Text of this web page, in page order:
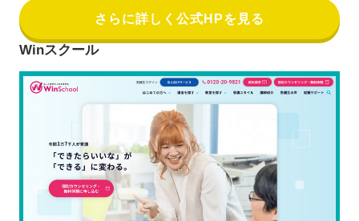
さらに詳しく公式HPを見る
Winスクール